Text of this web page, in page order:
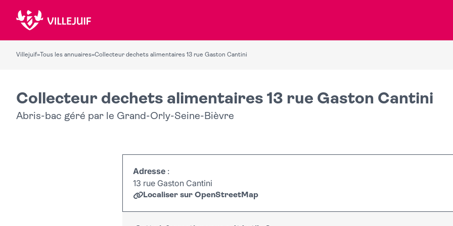
Villejuif» Tous les annuaires»Collecteur dechets alimentaires 13 rue Gaston Cantini
Collecteur dechets alimentaires 13 rue Gaston Cantini
Abris-bac géré par le Grand-Orly-Seine-Bièvre
Adresse :
13 rue Gaston Cantini
Localiser sur OpenStreetMap
+